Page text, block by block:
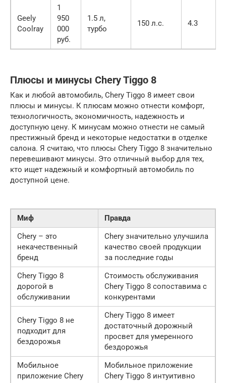
Geely
Coolray
1
950
000
руб.
1.5 л,
турбо
150 л.с. 4.3
Плюсы и минусы Chery Tiggo 8
Как и любой автомобиль, Chery Tiggo 8 имеет свои
плюсы и минусы. К плюсам можно отнести комфорт,
технологичность, экономичность, надежность и
доступную цену. К минусам можно отнести не самый
престижный бренд и некоторые недостатки в отделке
салона. Я считаю, что плюсы Chery Tiggo 8 значительно
перевешивают минусы. Это отличный выбор для тех,
кто ищет надежный и комфортный автомобиль по
доступной цене.
Миф
Правда
Chery – это
некачественный
бренд
Chery значительно улучшила
качество своей продукции
за последние годы
Chery Tiggo 8
дорогой в
обслуживании
Стоимость обслуживания
Chery Tiggo 8 сопоставима с
конкурентами
Chery Tiggo 8 не
подходит для
бездорожья
Chery Tiggo 8 имеет
достаточный дорожный
просвет для умеренного
бездорожья
Мобильное
приложение Chery
Мобильное приложение
Chery Tiggo 8 интуитивно